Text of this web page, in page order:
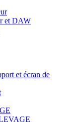
et DAW
et écran de